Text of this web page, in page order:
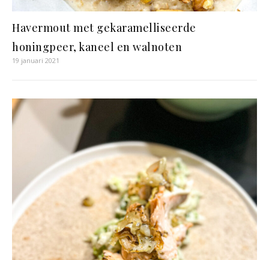
Havermout met gekaramelliseerde
honingpeer, kaneel en walnoten
19 januari 2021